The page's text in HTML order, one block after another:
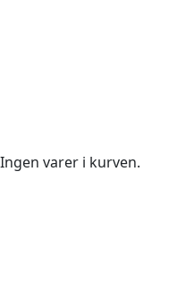
Ingen varer i kurven.